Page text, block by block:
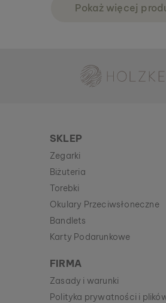
Pokaż więcej
SKLEP
Zegarki
Biżuteria
Torebki
Okulary Przeciwsłoneczne
Bandlets
Karty Podarunkowe
FIRMA
Zasady i warunki
Polityka prywatności i